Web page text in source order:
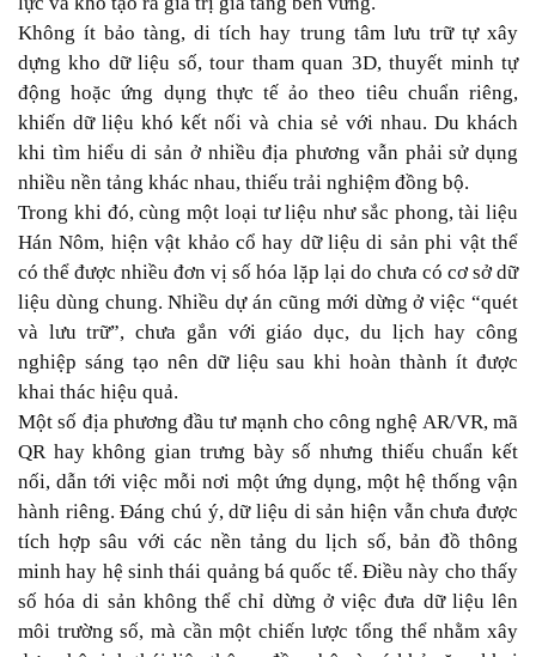
Không ít bảo tàng, di tích hay trung tâm lưu trữ tự xây
dựng kho dữ liệu số, tour tham quan 3D, thuyết minh tự
động hoặc ứng dụng thực tế ảo theo tiêu chuẩn riêng,
khiến dữ liệu khó kết nối và chia sẻ với nhau. Du khách
khi tìm hiểu di sản ở nhiều địa phương vẫn phải sử dụng
nhiều nền tảng khác nhau, thiếu trải nghiệm đồng bộ.
Trong khi đó, cùng một loại tư liệu như sắc phong, tài liệu
Hán Nôm, hiện vật khảo cổ hay dữ liệu di sản phi vật thể
có thể được nhiều đơn vị số hóa lặp lại do chưa có cơ sở dữ
liệu dùng chung. Nhiều dự án cũng mới dừng ở việc “quét
và lưu trữ”, chưa gắn với giáo dục, du lịch hay công
nghiệp sáng tạo nên dữ liệu sau khi hoàn thành ít được
khai thác hiệu quả.
Một số địa phương đầu tư mạnh cho công nghệ AR/VR, mã
QR hay không gian trưng bày số nhưng thiếu chuẩn kết
nối, dẫn tới việc mỗi nơi một ứng dụng, một hệ thống vận
hành riêng. Đáng chú ý, dữ liệu di sản hiện vẫn chưa được
tích hợp sâu với các nền tảng du lịch số, bản đồ thông
minh hay hệ sinh thái quảng bá quốc tế. Điều này cho thấy
số hóa di sản không thể chỉ dừng ở việc đưa dữ liệu lên
môi trường số, mà cần một chiến lược tổng thể nhằm xây